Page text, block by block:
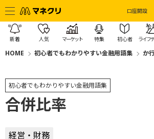
口座開設
新着 人気 マーケット 特集 初心者 ライフ
HOME 初心者でもわかりやすい金融用語集 か
初心者でもわかりやすい金融用語集
合併比率
経営・財務